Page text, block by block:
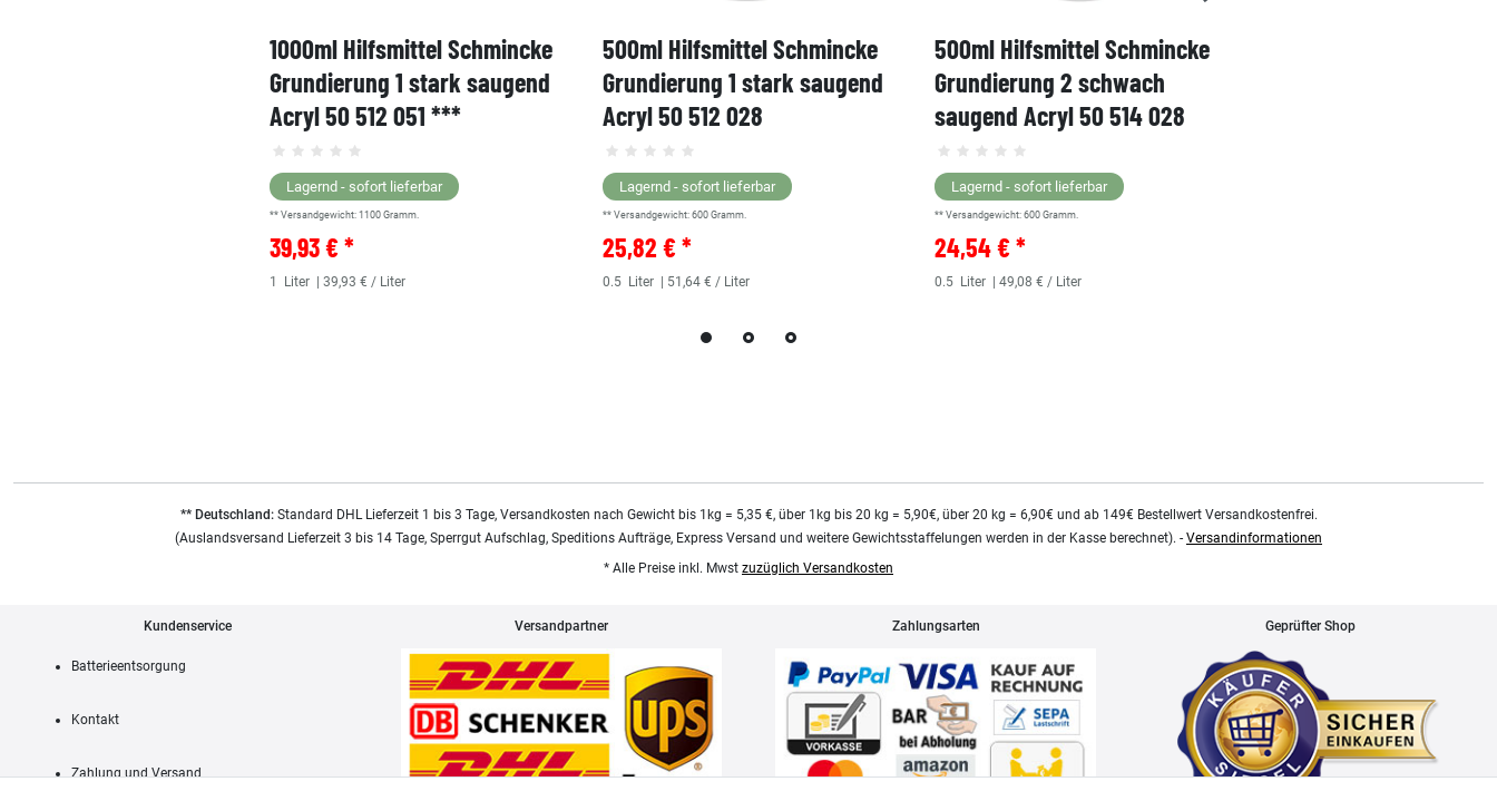
1000ml Hilfsmittel Schmincke
Grundierung 1 stark saugend
Acryl 50 512 051 ***
Lagernd - sofort lieferbar
** Versandgewicht: 1100 Gramm.
39,93 € *
1 Liter | 39,93 € / Liter
500ml Hilfsmittel Schmincke
Grundierung 1 stark saugend
Acryl 50 512 028
Lagernd - sofort lieferbar
** Versandgewicht: 600 Gramm.
25,82 € *
0.5 Liter | 51,64 € / Liter
500ml Hilfsmittel Schmincke
Grundierung 2 schwach
saugend Acryl 50 514 028
Lagernd - sofort lieferbar
** Versandgewicht:600 Gramm.
24,54 € *
0.5 Liter | 49,08 € / Liter
** Deutschland:Standard DHL Lieferzeit 1 bis 3 Tage, Versandkosten nach Gewicht bis 1kg = 5,35 €, über 1kg bis 20 kg = 5,90€, über 20 kg = 6,90€ und ab 149€ Bestellwert Versandkostenfrei.
(Auslandsversand Lieferzeit 3 bis 14 Tage, Sperrgut Aufschlag, Speditions Aufträge, Express Versand und weitere Gewichtsstaffelungen werden in der Kasse berechnet). - Versandinformationen
* Alle Preise inkl. Mwst zuzüglich Versandkosten
Kundenservice
Batterieentsorgung
Kontakt
Zahlung und Versand
Versandpartner Zahlungsarten Geprüfter Shop